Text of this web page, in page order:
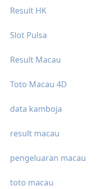
Result HK
Slot Pulsa
Result Macau
Toto Macau 4D
data kamboja
result macau
pengeluaran macau
toto macau